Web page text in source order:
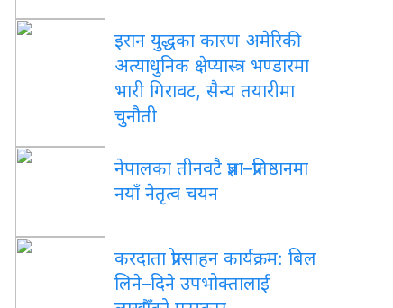
इरानयुद्धका कारण अमेरिकी
अत्याधुनिक क्षेप्यास्त्र भण्डारमा
भारी गिरावट, सैन्य तयारीमा
चुनौती
नेपालकातीनवटै प्रज्ञा–प्रतिष्ठानमा
नयाँ नेतृत्व चयन
करदाताप्रोत्साहन कार्यक्रम: बिल
लिने–दिने उपभोक्तालाई